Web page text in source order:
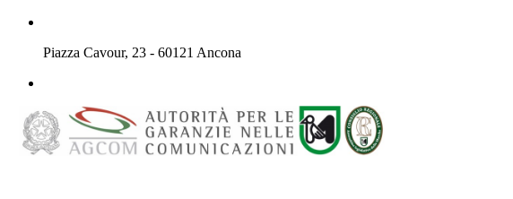
Piazza Cavour, 23 - 60121 Ancona